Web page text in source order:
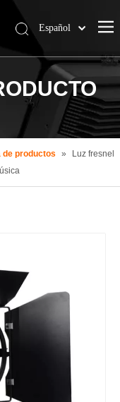
Español
한국어
Deutsch
Pусский
العربية
简体中文
English
de productos »
Luz fresnel